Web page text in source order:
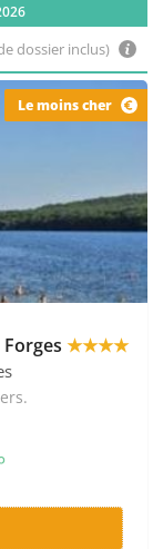
dossier inclus)
Le moins cher
★★★★